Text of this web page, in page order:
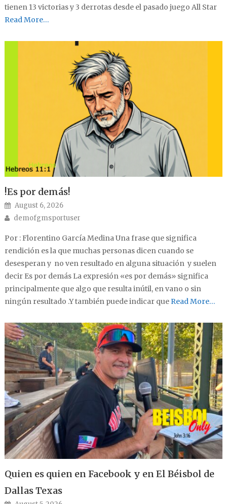
tienen 13 victorias y 3 derrotas desde el pasado juego All Star
Read More…
!Es por demás!
Posted on
August 6, 2026
Author
demofgmsportuser
Por : Florentino García Medina Una frase que significa
rendición es la que muchas personas dicen cuando se
desesperan y no ven resultado en alguna situación y suelen
decir Es por demás La expresión «es por demás» significa
principalmente que algo que resulta inútil, en vano o sin
ningún resultado .Y también puede indicar queRead More…
Quien es quien en Facebook y en El Béisbol de
Dallas Texas